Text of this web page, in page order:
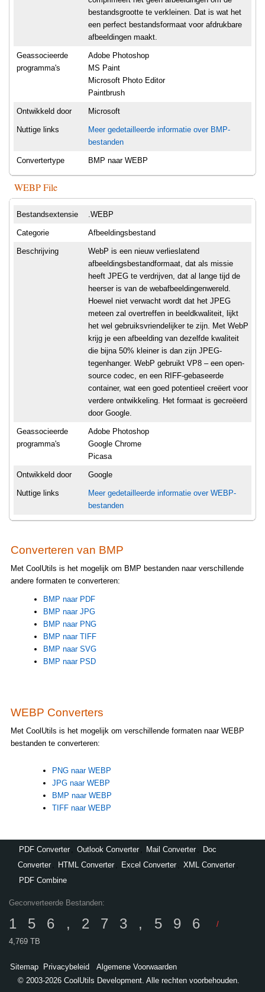
bestandsgrootte te verkleinen. Dat is wat het
een perfect bestandsformaat voor afdrukbare
afbeeldingen maakt.
Geassocieerde
programma's
Adobe Photoshop
MS Paint
Microsoft Photo Editor
Paintbrush
Ontwikkeld door Microsoft
Nuttige links
Meer gedetailleerde informatie over BMP-
bestanden
Convertertype BMP naar WEBP
WEBP File
Bestandsextensie .WEBP
Categorie Afbeeldingsbestand
Beschrijving
WebP is een nieuw verlieslatend
afbeeldingsbestandformaat, dat als missie
heeft JPEG te verdrijven, dat al lange tijd de
heerser is van de webafbeeldingenwereld.
Hoewel niet verwacht wordt dat het JPEG
meteen zal overtreffen in beeldkwaliteit, lijkt
het wel gebruiksvriendelijker te zijn. Met WebP
krijg je een afbeelding van dezelfde kwaliteit
die bijna 50% kleiner is dan zijn JPEG-
tegenhanger. WebP gebruikt VP8 – een open-
source codec, en een RIFF-gebaseerde
container, wat een goed potentieel creëert voor
verdere ontwikkeling. Het formaat is gecreëerd
door Google.
Geassocieerde
programma's
Adobe Photoshop
Google Chrome
Picasa
Ontwikkeld door Google
Nuttige links
Meer gedetailleerde informatie over WEBP-
bestanden
Converteren van BMP
Met CoolUtils is het mogelijk om BMP bestanden naar verschillende
andere formaten te converteren:
BMP naar PDF
BMP naar JPG
BMP naar PNG
BMP naar TIFF
BMP naar SVG
BMP naar PSD
WEBP Converters
Met CoolUtils is het mogelijk om verschillende formaten naar WEBP
bestanden te converteren:
PNG naar WEBP
JPG naar WEBP
BMP naar WEBP
TIFF naar WEBP
PDF Converter Outlook Converter Mail Converter
Doc
Converter
HTML Converter Excel Converter XML Converter
PDF Combine
Geconverteerde Bestanden:
156,273,596
/
4,769 TB
Sitemap Privacybeleid
Algemene Voorwaarden
© 2003-2026 CoolUtils Development. Alle rechten voorbehouden.